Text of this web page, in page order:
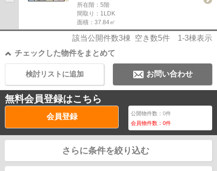
所在階：5階
間取り：1LDK
面積：37.84㎡
該当公開件数3棟 空き数5件 1-3棟表示
チェックした物件をまとめて
お問い合わせ
検討リストに追加
無料会員登録はこちら
会員登録 公開物件数：0件
会員物件数：0件
さらに条件を絞り込む